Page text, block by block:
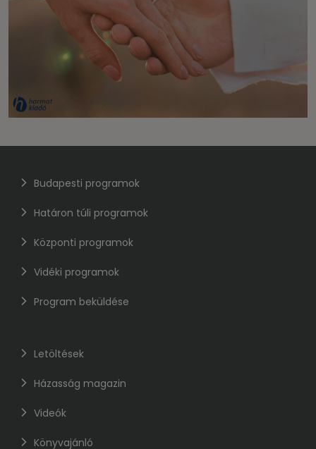
Budapesti programok
Határon túli programok
Központi programok
Vidéki programok
Program beküldése
Letöltések
Házasság magazin
Videók
Könyvajánló